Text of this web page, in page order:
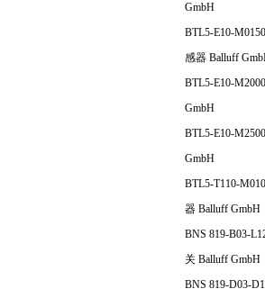
GmbH
BTL5-E10-
感器 Balluff
BTL5-E10-
GmbH
BTL5-E10-
GmbH
BTL5-T110-
器 Balluff GmbH
BNS 819-B03-
关 Balluff GmbH
BNS 819-D03-